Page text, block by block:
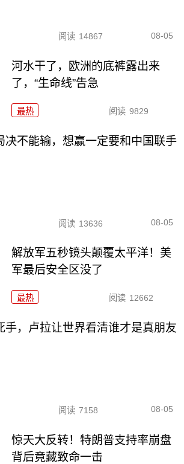
阅读 14867 08-05
河水干了，欧洲的底裤露出来
了，“生命线”告急
最热 阅读 9829
决不能输，想赢一定要和中国联手
阅读 13636 08-05
解放军五秒镜头颠覆太平洋！美
军最后安全区没了
最热 阅读 12662
手，卢拉让世界看清谁才是真朋友
阅读 7158 08-05
惊天大反转！特朗普支持率崩盘
背后竟藏致命一击